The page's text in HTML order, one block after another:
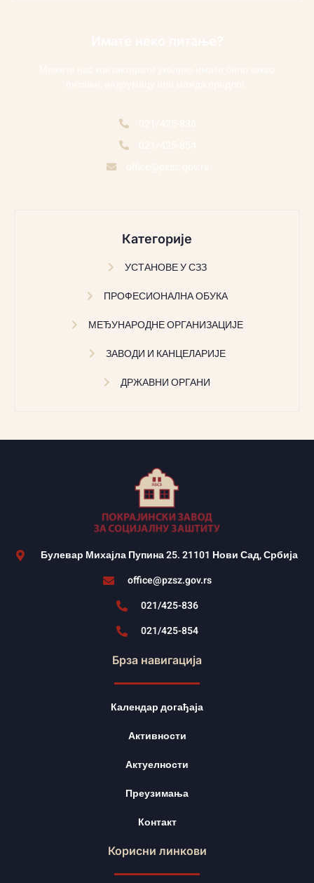
Категорије
УСТАНОВЕ У СЗЗ
ПРОФЕСИОНАЛНА ОБУКА
МЕЂУНАРОДНЕ ОРГАНИЗАЦИЈЕ
ЗАВОДИ И КАНЦЕЛАРИЈЕ
ДРЖАВНИ ОРГАНИ
Булевар Михајла Пупина 25. 21101 Нови Сад, Србија
office@pzsz.gov.rs
021/425-836
021/425-854
Брза навигација
Календар догађаја
Активности
Актуелности
Преузимања
Контакт
Корисни линкови